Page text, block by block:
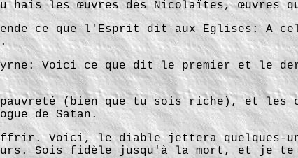
hais les œuvres des Nicolaïtes, œuvres
ce que l'Esprit dit aux Eglises: A
Voici ce que dit le premier et le
(bien que tu sois riche), et les
de Satan.
Voici, le diable jettera quelques-
Sois fidèle jusqu'à la mort, et je te